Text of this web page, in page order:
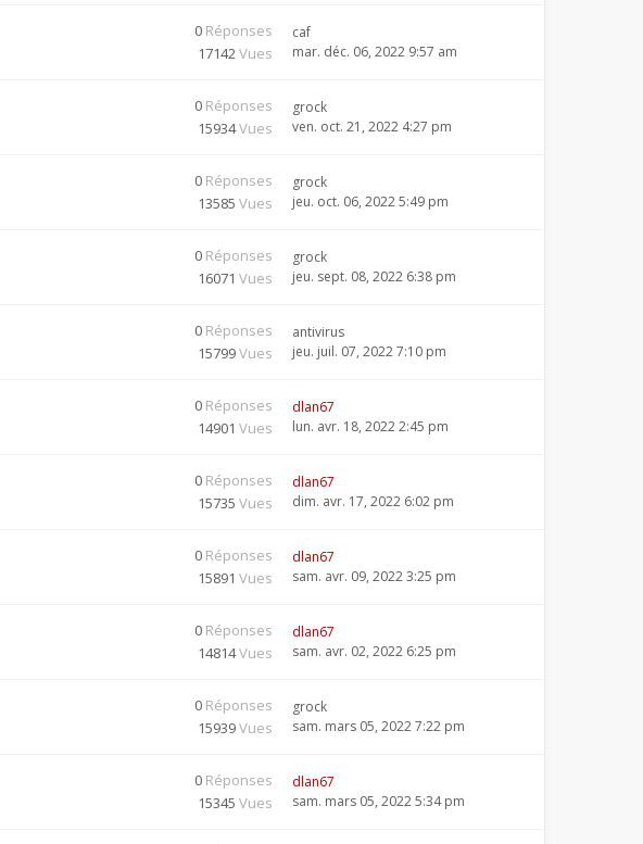
0 Réponses
17142Vues
caf
mar. déc. 06, 2022 9:57 am
0 Réponses
15934Vues
grock
ven. oct. 21, 2022 4:27 pm
0 Réponses
13585 Vues
grock
jeu. oct. 06, 2022 5:49 pm
0 Réponses
16071 Vues
grock
jeu. sept. 08, 2022 6:38 pm
0 Réponses
15799Vues
antivirus
jeu. juil. 07, 2022 7:10 pm
0 Réponses
14901 Vues
dlan67
lun. avr. 18, 2022 2:45 pm
0 Réponses
15735 Vues
dlan67
dim. avr. 17, 2022 6:02 pm
0 Réponses
15891 Vues
dlan67
sam. avr. 09, 2022 3:25 pm
0 Réponses
14814Vues
dlan67
sam. avr. 02, 2022 6:25 pm
0 Réponses
15939Vues
grock
sam. mars 05, 2022 7:22 pm
0 Réponses
15345 Vues
dlan67
sam. mars 05, 2022 5:34 pm